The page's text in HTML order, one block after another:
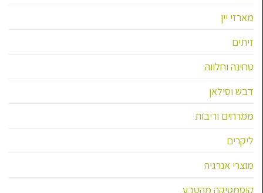
מארזי יין
זיתים
טחינה וחלווה
דבש וסילאן
ממרחים וריבות
ליקרים
מוצרי אנרגיה
קוסמטיקה מהטבע